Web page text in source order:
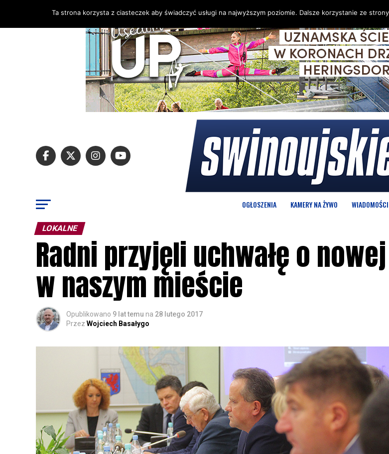
OGŁOSZENIA KAMERY NA ŻYWO WIADOMOŚCI
LOKALNE
Radni przyjęli uchwałę o
w naszym mieście
Opublikowano 9 lat temu na 28 lutego 2017
Przez Wojciech Basałygo
Ta strona korzysta z ciasteczek aby świadczyć usługi na najwyższym poziomie. Dalsze korzystanie ze